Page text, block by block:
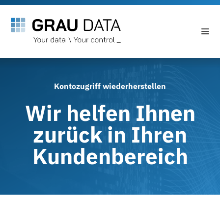
Kontozugriff wiederherstellen
Wir helfen Ihnen
zurück in Ihren
Kundenbereich